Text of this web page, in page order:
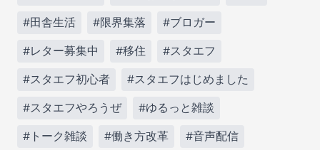
#田舎生活 #限界集落 #ブロガー
#レター募集中 #移住 #スタエフ
#スタエフ初心者 #スタエフはじめました
#スタエフやろうぜ #ゆるっと雑談
#トーク雑談 #働き方改革 #音声配信